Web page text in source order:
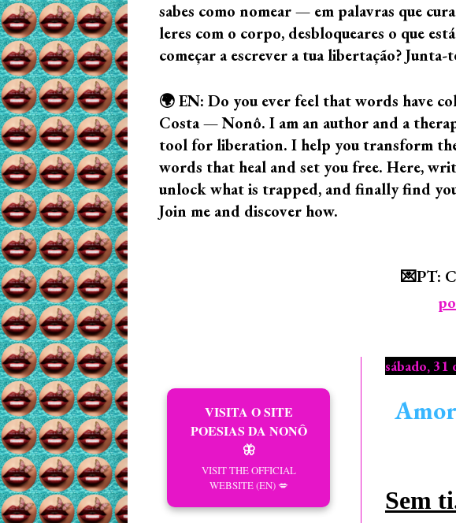
sabes como nomear — em palavras que
leres com o corpo, desbloqueares o que
começar a escrever a tua libertação? Junta-
🌍 EN: Do you ever feel that words have
Costa — Nonô. I am an author and a
tool for liberation. I help you transform
words that heal and set you free. Here,
unlock what is trapped, and finally find
Join me and discover how.
💌PT:
sábado, 31
Sem
VISITA O SITE
POESIAS DA NONÔ
🦋
VISIT THE OFFICIAL
WEBSITE (EN) 💋